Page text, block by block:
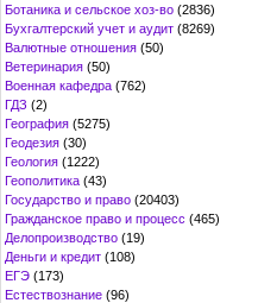
Ботаника и сельское хоз-во (2836)
Бухгалтерский учет и аудит (8269)
Валютные отношения (50)
Ветеринария (50)
Военная кафедра (762)
ГДЗ (2)
География (5275)
Геодезия (30)
Геология (1222)
Геополитика (43)
Государство и право (20403)
Гражданское право и процесс (465)
Делопроизводство (19)
Деньги и кредит (108)
ЕГЭ (173)
Естествознание (96)